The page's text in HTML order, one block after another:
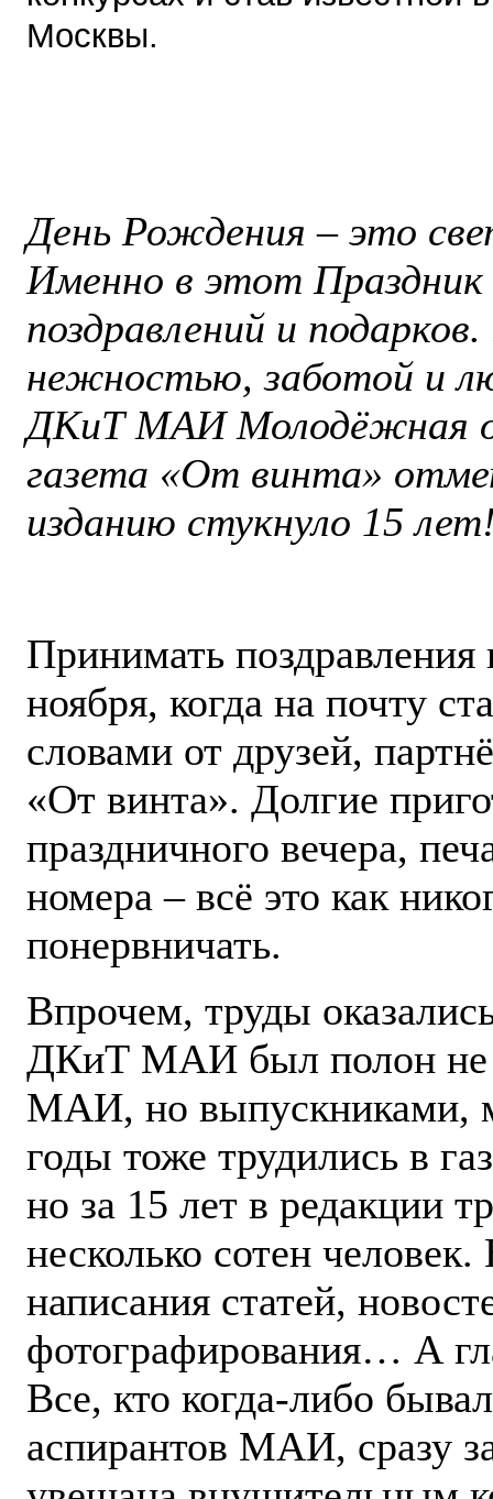
Москвы.
День Рождения – это
Именно в этот
поздравлений и
нежностью, заботой и
ДКиТ МАИ Молодёжная
газета «От винта»
изданию стукнуло 15
Принимать поздравления
ноября, когда на почту
словами от друзей,
«От винта». Долгие
праздничного вечера,
номера – всё это как
понервничать.
Впрочем, труды
ДКиТ МАИ был полон не
МАИ, но выпускниками,
годы тоже трудились в
но за 15 лет в редакции
несколько сотен
написания статей,
фотографирования… А
Все, кто когда-либо
аспирантов МАИ, сразу